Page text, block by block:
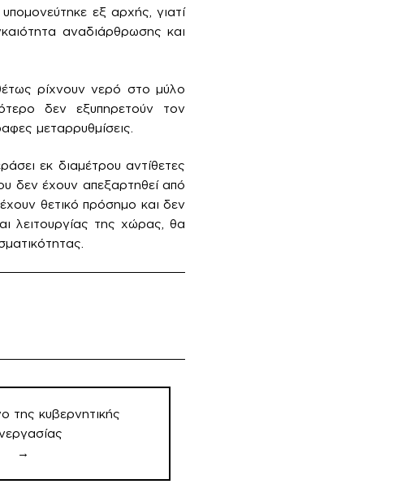
εξ αρχής, γιατί
αναδιάρθρωσης και
ρίχνουν νερό στο μύλο
δεν εξυπηρετούν τον
μεταρρυθμίσεις.
εκ διαμέτρου αντίθετες
δεν έχουν απεξαρτηθεί από
θετικό πρόσημο και δεν
λειτουργίας της χώρας, θα
της κυβερνητικής
→